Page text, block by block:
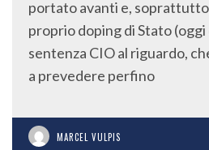
portato avanti e,
proprio doping di Stato (oggi
sentenza CIO al riguardo,
a prevedere perfino
MARCEL VULPIS